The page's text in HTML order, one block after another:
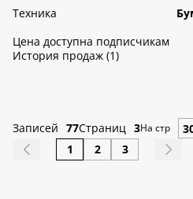
Техника
Цена доступна подписчикам
История продаж (1)
Записей 77Страниц 3На стр
1 2 3